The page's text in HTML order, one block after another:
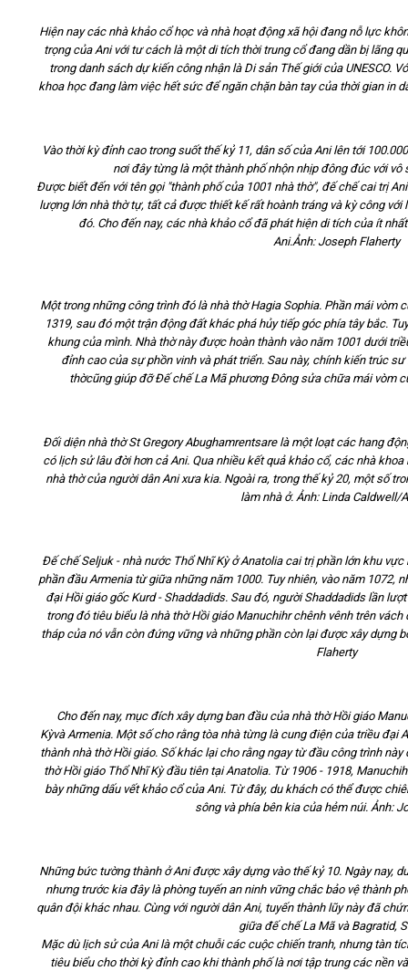
Hiện nay các nhà khảo cổ học và nhà hoạt động xã hội đang nỗ lực
trọng của Ani với tư cách là một di tích thời trung cổ đang dần bị lãng
trong danh sách dự kiến công nhận là Di sản Thế giới của UNESCO.
khoa học đang làm việc hết sức đểngăn chặn bàn tay của thời gian in
Vào thời kỳ đỉnh cao trong suốt thế kỷ 11, dân số của Ani lên tới
nơi đây từng là một thành phốnhộn nhịp đông đúc với vô
Được biết đến với tên gọi "thành phố của 1001 nhà thờ", đế chế cai trị
lượng lớn nhà thờ tự, tất cả được thiết kế rất hoành tráng và kỳ công với
đó. Cho đến nay, các nhà khảo cổ đã phát hiện di tích của ít nhất
Ani.Ảnh: Joseph Flaherty
Một trong những công trình đó là nhà thờHagia Sophia. Phần mái vòm
1319, sau đómột trận động đất khácphá hủytiếp góc phía tây bắc.
khung của mình. Nhà thờ này đượchoàn thành vào năm 1001 dưới
đỉnh cao của sự phồn vinh và phát triển. Sau này, chính kiến trúc sư
thờcũng giúp đỡĐế chếLa Mã phương Đông sửa chữa mái vòm
Đối diện nhà thờ St Gregory Abughamrentsarelà một loạt các hang
có lịch sử lâu đời hơn cả Ani. Qua nhiều kết quả khảo cổ, các nhà
nhà thờ của người dân Ani xưa kia. Ngoài ra, trong thế kỷ 20, một số
làm nhà ở. Ảnh: Linda Caldwell/
Đế chế Seljuk - nhà nước Thổ Nhĩ Kỳ ở Anatolia cai trị phần lớn khu vực
phần đầu Armenia từ giữa những năm 1000. Tuy nhiên, vào năm 1072,
đại Hồi giáo gốc Kurd - Shaddadids. Sau đó, ngườiShaddadidslần lượt
trong đó tiêu biểu là nhà thờ Hồi giáo Manuchihr chênh vênh trên vách
tháp của nó vẫn còn đứng vững và những phần còn lại được xây dựng
Flaherty
Cho đến nay, mục đích xây dựng ban đầu của nhà thờ Hồi giáo
Kỳvà Armenia. Một số cho rằng tòa nhà từng là cung điện của triều đại
thành nhà thờ Hồi giáo. Số khác lại cho rằng ngay từ đầu công trình này
thờ Hồi giáo Thổ Nhĩ Kỳ đầu tiên tại Anatolia. Từ 1906 - 1918,
bàynhững dấu vết khảo cổ của Ani. Từ đây, du khách có thể được
sông và phía bên kia của hẻm núi.Ảnh:
Những bức tường thành ở Ani được xây dựng vào thế kỷ 10. Ngày nay,
nhưng trước kia đây là phòng tuyến an ninh vững chắc bảo vệ thành
quân đội khác nhau. Cùng với người dân Ani, tuyến thành lũy nàyđã
giữa đế chế La Mã và Bagratid,
Mặc dùlịch sử của Ani là một chuỗi các cuộcchiến tranh, nhưng tàn
tiêu biểu cho thời kỳ đỉnh cao khi thành phố là nơi tập trung các nền